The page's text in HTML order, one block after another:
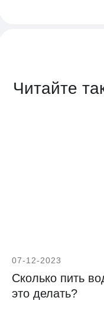
07-12-2023
Сколько пить
это делать?